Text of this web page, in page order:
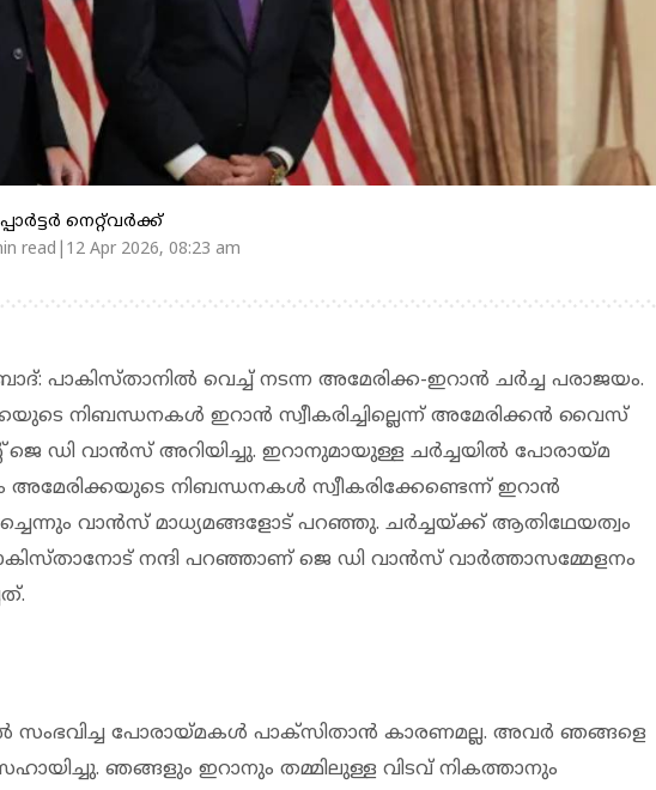
നെറ്റ്‌വര്‍ക്ക്‌
read|12 Apr 2026, 08:23 am
പാകിസ്താനില്‍ വെച്ച് നടന്ന അമേരിക്ക-ഇറാന്‍ ചര്‍ച്ച പരാജയം.
നിബന്ധനകള്‍ ഇറാന്‍ സ്വീകരിച്ചില്ലെന്ന് അമേരിക്കന്‍ വൈസ്
ജെ ഡി വാന്‍സ് അറിയിച്ചു. ഇറാനുമായുള്ള ചര്‍ച്ചയില്‍ പോരായ്മ
അമേരിക്കയുടെ നിബന്ധനകള്‍ സ്വീകരിക്കേണ്ടെന്ന് ഇറാന്‍
വാന്‍സ് മാധ്യമങ്ങളോട് പറഞ്ഞു. ചര്‍ച്ചയ്ക്ക് ആതിഥേയത്വം
നന്ദി പറഞ്ഞാണ് ജെ ഡി വാന്‍സ് വാര്‍ത്താസമ്മേളനം
സംഭവിച്ച പോരായ്മകള്‍ പാക്‌സിതാന്‍ കാരണമല്ല. അവര്‍ ഞങ്ങളെ
ഞങ്ങളും ഇറാനും തമ്മിലുള്ള വിടവ് നികത്താനും